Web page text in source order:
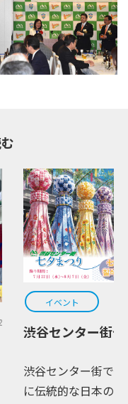
イベント
渋谷センター街
渋谷センター街で
に伝統的な日本の